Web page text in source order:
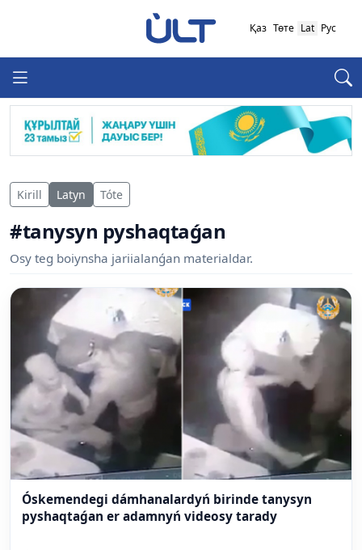
Қаз Төте Lat Рус
Kirill Latyn Tóte
#tanysyn pyshaqtaǵan
Osy teg boiynsha jariialanǵan materialdar.
Óskemendegi dámhanalardyń birinde tanysyn
pyshaqtaǵan er adamnyń videosy tarady